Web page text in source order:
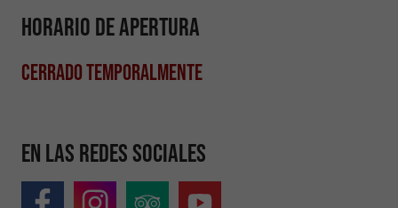
Horario de apertura
Cerrado temporalmente
En las redes sociales